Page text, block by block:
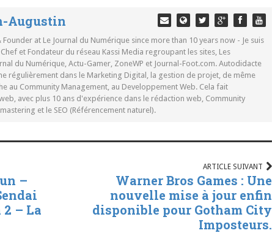
Augustin
Founder at Le Journal du Numérique since more than 10 years now - Je suis
Chef et Fondateur du réseau Kassi Media regroupant les sites, Les
du Numérique, Actu-Gamer, ZoneWP et Journal-Foot.com. Autodidacte
régulièrement dans le Marketing Digital, la gestion de projet, de même
au Community Management, au Developpement Web. Cela fait
avec plus 10 ans d'expérience dans le rédaction web, Community
et le SEO (Référencement naturel).
–
– La
ARTICLE SUIVANT
Warner Bros Games : Une
nouvelle mise à jour enfin
disponible pour Gotham City
Imposteurs.